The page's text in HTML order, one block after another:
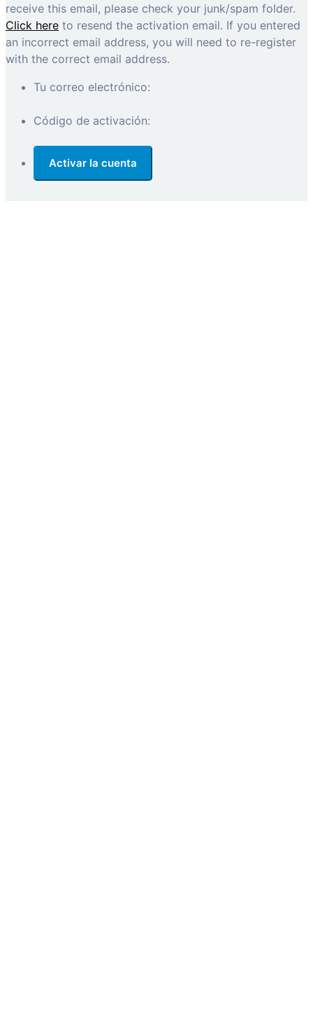
receive this email, please check your junk/spam folder.
Click here to resend the activation email. If you entered
an incorrect email address, you will need to re-register
with the correct email address.
Tu correo electrónico:
Código de activación: